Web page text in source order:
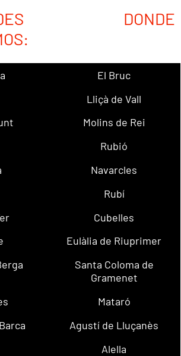
DONDE
El Bruc
Lliçà de Vall
Molins de Rei
Rubió
Navarcles
Rubí
Cubelles
Eulàlia de Riuprimer
Santa Coloma de
Gramenet
Mataró
Agustí de Lluçanès
Alella